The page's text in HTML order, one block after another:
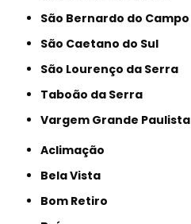
São Bernardo do Campo
São Caetano do Sul
São Lourenço da Serra
Taboão da Serra
Vargem Grande Paulista
Aclimação
Bela Vista
Bom Retiro